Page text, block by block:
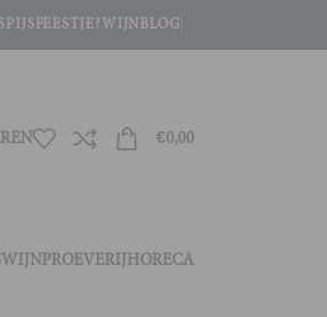
FEESTJE?WIJNBLOG
€0,00
WIJNPROEVERIJHORECA